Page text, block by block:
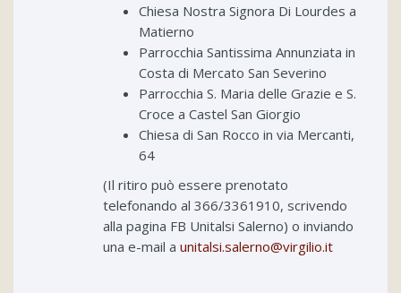
Chiesa Nostra Signora Di Lourdes a
Matierno
Parrocchia Santissima Annunziata in
Costa di Mercato San Severino
Parrocchia S. Maria delle Grazie e S.
Croce a Castel San Giorgio
Chiesa di San Rocco in via Mercanti,
64
(Il ritiro può essere prenotato
telefonando al 366/3361910, scrivendo
alla pagina FB Unitalsi Salerno) o inviando
una e-mail a unitalsi.salerno@virgilio.it